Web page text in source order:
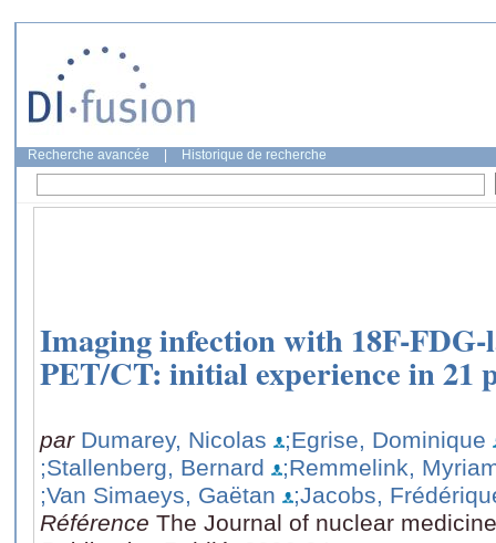
Recherche avancée Historique de recherche
Imaging infection with 18F-FDG-
PET/CT: initial experience in 21
par Dumarey, Nicolas
;Egrise, Dominique
;Stallenberg, Bernard
;Remmelink,
;Van Simaeys, Gaëtan
;Jacobs,
Référence The Journal of nuclear